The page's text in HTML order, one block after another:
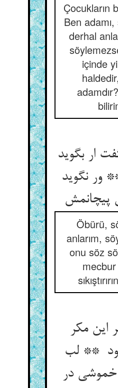
Çocukların
Ben
derhal
içinde
ار بگوید
ور نگوید
Öbürü,
anlarım,
onu söz
این مکر
** لب
خموشی در